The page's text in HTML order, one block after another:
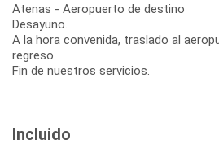
Atenas - Aeropuerto de destino
Desayuno.
A la hora convenida, traslado al
regreso.
Fin de nuestros servicios.
Incluido